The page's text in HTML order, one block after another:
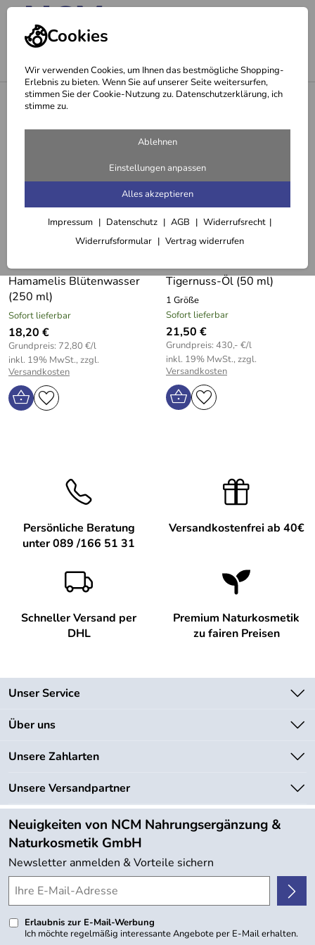
Cookies
Wir verwenden Cookies, um Ihnen das bestmögliche Shopping-
Erlebnis zu bieten. Wenn Sie auf unserer Seite weitersurfen,
stimmen Sie der Cookie-Nutzung zu. Datenschutzerklärung, ich
stimme zu.
Ablehnen
Einstellungen anpassen
Alles akzeptieren
Impressum Datenschutz AGB
Widerrufsrecht
Widerrufsformular
Vertrag widerrufen
Besonderes
Nach Rasur & Enthaarung
Hamamelis Blütenwasser
(250 ml)
Sofort lieferbar
18,20 €
Grundpreis: 72,80 €/l
inkl. 19% MwSt., zzgl.
Versandkosten
Tigernuss-Öl (50 ml)
1 Größe
Sofort lieferbar
21,50 €
Grundpreis: 430,- €/l
inkl. 19% MwSt., zzgl.
Versandkosten
Persönliche Beratung
unter 089 /166 51 31
Versandkostenfrei ab 40€
Schneller Versand per
DHL
Premium Naturkosmetik
zu fairen Preisen
Unser Service
Kontakt
Lieferbedingungen
Kundenlogin
Über uns
Unsere Bestseller
Neu
Angebote
Kundenbewertungen (754)
4,9/5*****
Unsere Zahlarten
Unsere Versandpartner
Neuigkeiten von NCM Nahrungsergänzung &
Naturkosmetik GmbH
Newsletter anmelden & Vorteile sichern
Erlaubnis zur E-Mail-Werbung
Ich möchte regelmäßig interessante Angebote per E-Mail erhalten.